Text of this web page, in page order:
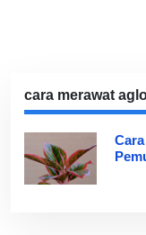
cara merawat